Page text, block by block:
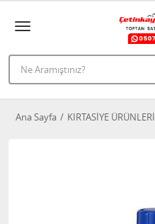
Ana Sayfa KIRTASİYE ÜRÜNLERİ